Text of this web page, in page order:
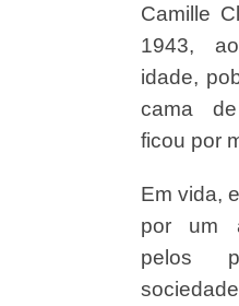
Camille
1943,
idade,
cama
ficou por
Em vida,
por um
pelos